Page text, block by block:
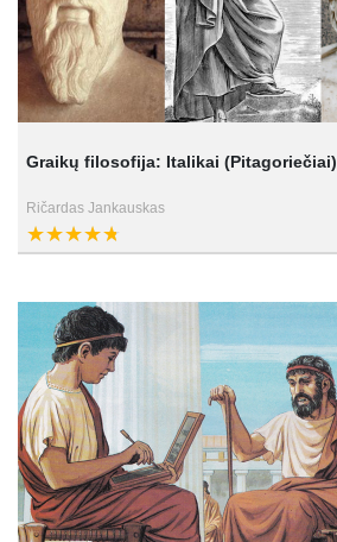
Graikų filosofija: Italikai (Pitagoriečiai)
Ričardas Jankauskas